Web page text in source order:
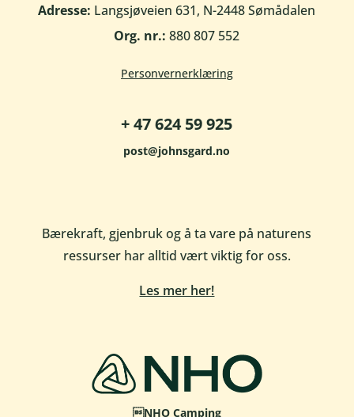
Adresse: Langsjøveien 631, N-2448 Sømådalen
Org. nr.: 880 807 552
Personvernerklæring
+ 47 624 59 925
post@johnsgard.no
Bærekraft, gjenbruk og å ta vare på naturens
ressurser har alltid vært viktig for oss.
Les mer her!
NHO Camping